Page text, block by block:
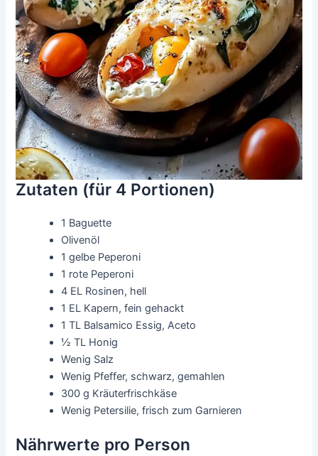
Zutaten (für 4 Portionen)
1 Baguette
Olivenöl
1 gelbe Peperoni
1 rote Peperoni
4 EL Rosinen, hell
1 EL Kapern, fein gehackt
1 TL Balsamico Essig, Aceto
½ TL Honig
Wenig Salz
Wenig Pfeffer, schwarz, gemahlen
300 g Kräuterfrischkäse
Wenig Petersilie, frisch zum Garnieren
Nährwerte pro Person